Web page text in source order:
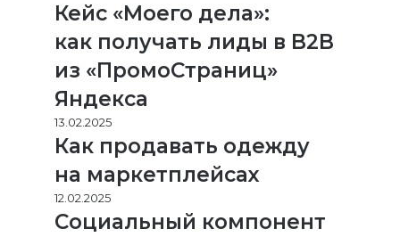
Кейс «Моего дела»:
как получать лиды в B2B
из «ПромоСтраниц»
Яндекса
13.02.2025
Как продавать одежду
на маркетплейсах
12.02.2025
Социальный компонент